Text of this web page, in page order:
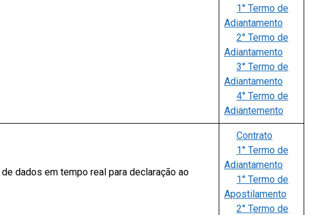
1° Termo de
Adiantamento
2° Termo de
Adiantamento
3° Termo de
Adiantamento
4° Termo de
Adiantemento
dados em tempo real para declaração ao
Contrato
1° Termo de
Adiantamento
1° Termo de
Apostilamento
2° Termo de